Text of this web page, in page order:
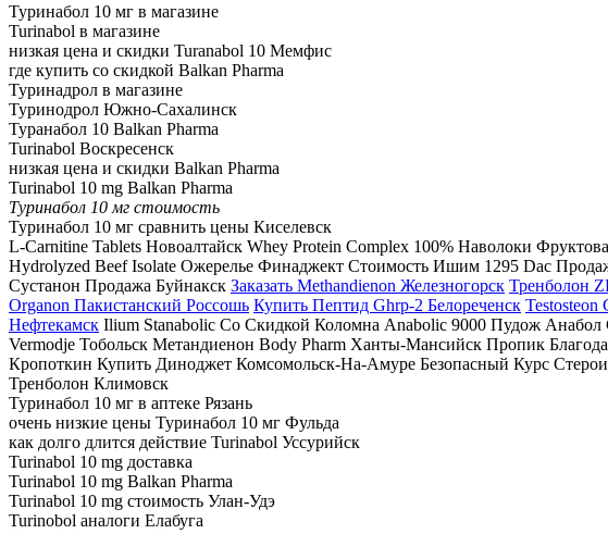
Туринабол 10 мг в магазине
Turinabol в магазине
низкая цена и скидки Turanabol 10 Мемфис
где купить со скидкой Balkan Pharma
Туринадрол в магазине
Туринодрол Южно-Сахалинск
Туранабол 10 Balkan Pharma
Turinabol Воскресенск
низкая цена и скидки Balkan Pharma
Turinabol 10 mg Balkan Pharma
Туринабол 10 мг стоимость
Туринабол 10 мг сравнить цены Киселевск
L-Carnitine Tablets Новоалтайск Whey Protein Complex 100% Наволоки
Hydrolyzed Beef Isolate Ожерелье Финаджект Стоимость Ишим 1295 Dac
Сустанон Продажа Буйнакск Заказать Methandienon Железногорск Тренболон
Organon Пакистанский Россошь Купить Пептид Ghrp-2 Белореченск
Нефтекамск Ilium Stanabolic Со Скидкой Коломна Anabolic 9000 Пудож Анабол
Vermodje Тобольск Метандиенон Body Pharm Ханты-Мансийск Пропик
Кропоткин Купить Диноджет Комсомольск-На-Амуре Безопасный Курс
Тренболон Климовск
Туринабол 10 мг в аптеке Рязань
очень низкие цены Туринабол 10 мг Фульда
как долго длится действие Turinabol Уссурийск
Turinabol 10 mg доставка
Turinabol 10 mg Balkan Pharma
Turinabol 10 mg стоимость Улан-Удэ
Turinobol аналоги Елабуга